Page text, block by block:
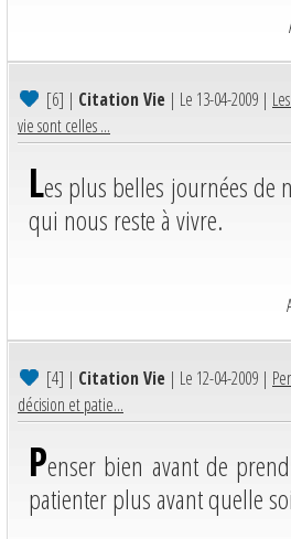
[6] | Citation Vie | Le 13-04-2009 |
vie sont celles ...
Les plus belles journées de
qui nous reste à vivre.
[4] | Citation Vie | Le 12-04-2009 |
décision et patie...
Penser bien avant de
patienter plus avant quelle